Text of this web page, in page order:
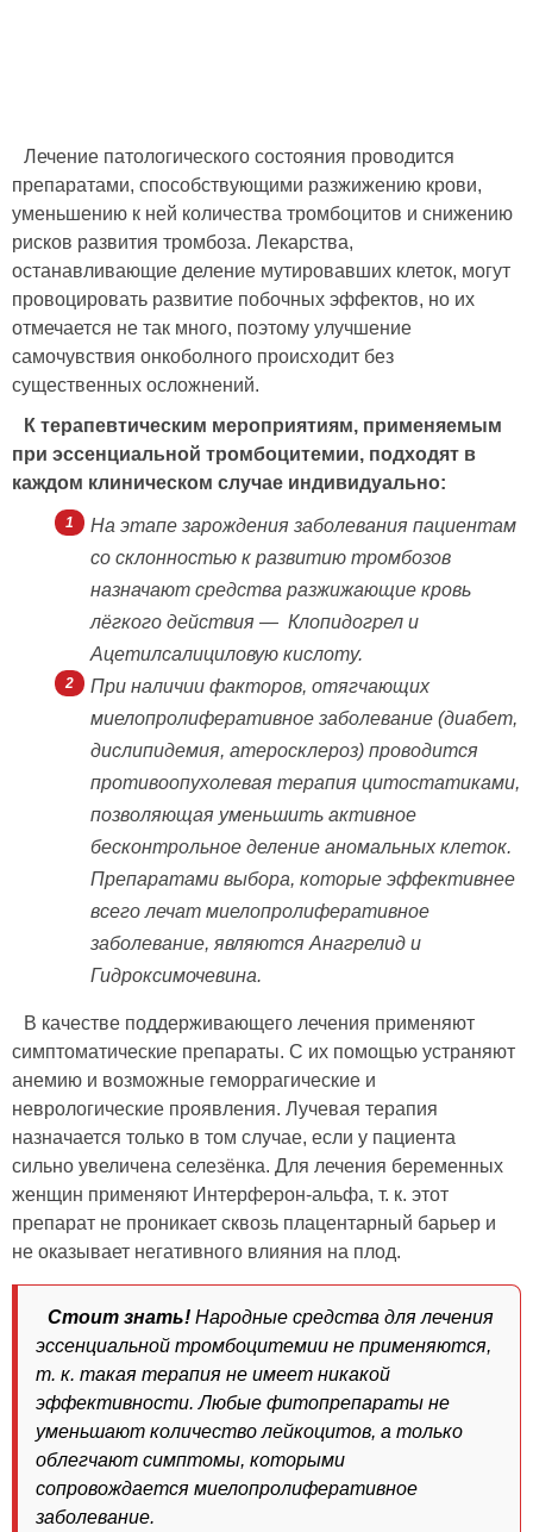
Лечение патологического состояния проводится
препаратами, способствующими разжижению крови,
уменьшению к ней количества тромбоцитов и снижению
рисков развития тромбоза. Лекарства,
останавливающие деление мутировавших клеток, могут
провоцировать развитие побочных эффектов, но их
отмечается не так много, поэтому улучшение
самочувствия онкоболного происходит без
существенных осложнений.
К терапевтическим мероприятиям, применяемым
при эссенциальной тромбоцитемии, подходят в
каждом клиническом случае индивидуально:
На этапе зарождения заболевания пациентам
со склонностью к развитию тромбозов
назначают средства разжижающие кровь
лёгкого действия — Клопидогрел и
Ацетилсалициловую кислоту.
При наличии факторов, отягчающих
миелопролиферативное заболевание (диабет,
дислипидемия, атеросклероз) проводится
противоопухолевая терапия цитостатиками,
позволяющая уменьшить активное
бесконтрольное деление аномальных клеток.
Препаратами выбора, которые эффективнее
всего лечат миелопролиферативное
заболевание, являются Анагрелид и
Гидроксимочевина.
В качестве поддерживающего лечения применяют
симптоматические препараты. С их помощью устраняют
анемию и возможные геморрагические и
неврологические проявления. Лучевая терапия
назначается только в том случае, если у пациента
сильно увеличена селезёнка. Для лечения беременных
женщин применяют Интерферон-альфа, т. к. этот
препарат не проникает сквозь плацентарный барьер и
не оказывает негативного влияния на плод.
Стоит знать! Народные средства для лечения
эссенциальной тромбоцитемии не применяются,
т. к. такая терапия не имеет никакой
эффективности. Любые фитопрепараты не
уменьшают количество лейкоцитов, а только
облегчают симптомы, которыми
сопровождается миелопролиферативное
заболевание.